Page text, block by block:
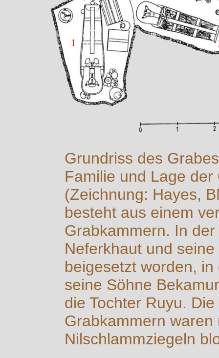
Grundriss des
Familie und Lage
(Zeichnung: Hayes,
besteht aus einem
Grabkammern. In
Neferkhaut und
beigesetzt worden,
seine Söhne
die Tochter Ruyu.
Grabkammern
Nilschlammziegeln